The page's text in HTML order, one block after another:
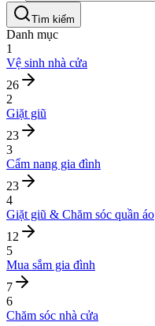
Tìm kiếm
Danh mục
1
Vệ sinh nhà cửa
26
2
Giặt giũ
23
3
Cẩm nang gia đình
23
4
Giặt giũ & Chăm sóc quần áo
12
5
Mua sắm gia đình
7
6
Chăm sóc nhà cửa